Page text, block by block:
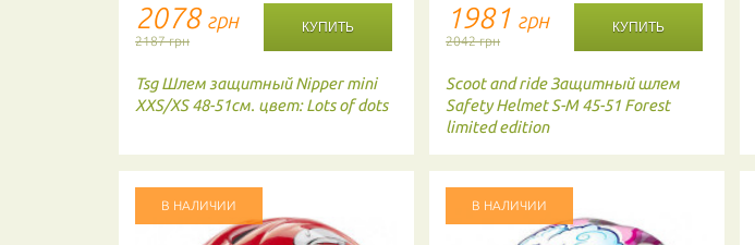
2078 грн
2187 грн
Tsg Шлем защитный Nipper mini
XXS/XS 48-51см. цвет: Lots of dots
В НАЛИЧИИ
1981 грн
2042 грн
Scoot and ride Защитный шлем
Safety Helmet S-M 45-51 Forest
limited edition
В НАЛИЧИИ